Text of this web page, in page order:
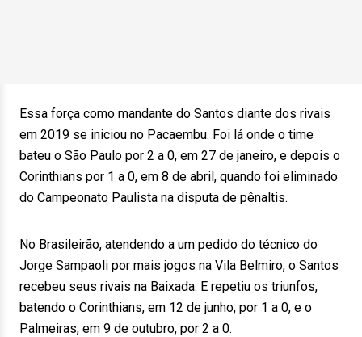
Essa força como mandante do Santos diante dos rivais
em 2019 se iniciou no Pacaembu. Foi lá onde o time
bateu o São Paulo por 2 a 0, em 27 de janeiro, e depois o
Corinthians por 1 a 0, em 8 de abril, quando foi eliminado
do Campeonato Paulista na disputa de pênaltis.
No Brasileirão, atendendo a um pedido do técnico do
Jorge Sampaoli por mais jogos na Vila Belmiro, o Santos
recebeu seus rivais na Baixada. E repetiu os triunfos,
batendo o Corinthians, em 12 de junho, por 1 a 0, e o
Palmeiras, em 9 de outubro, por 2 a 0.